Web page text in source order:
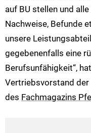
auf BU stellen und
Nachweise, Befunde
unsere
gegebenenfalls eine
Berufsunfähigkeit“,
Vertriebsvorstand der
des Fachmagazins